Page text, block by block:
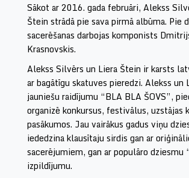
Sākot ar 2016. gada februāri, Alekss
Štein strādā pie sava pirmā albūma. Pie
sacerēšanas darbojas komponists
Krasnovskis.
Alekss Silvērs un Liera Štein ir karsts
ar bagātīgu skatuves pieredzi. Alekss un
jauniešu raidījumu “BLA BLA ŠOVS”,
organizē konkursus, festivālus, uzstājas
pasākumos. Jau vairākus gadus viņu
iededzina klausītaju sirdis gan ar
sacerējumiem, gan ar populāro dziesmu
izpildījumu.